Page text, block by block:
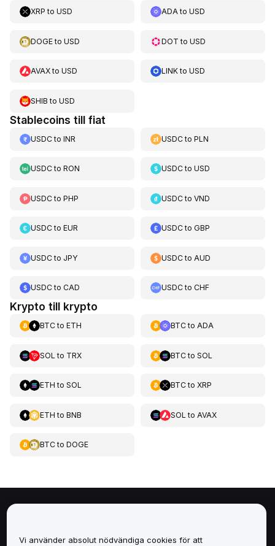
XRP to USD ADAtoUSD
DOGEto USD DOT toUSD
AVAXto USD LINKtoUSD
SHIB to USD
Stablecoins till fiat
USDCto INR USDCtoPLN
USDCto RON USDCtoUSD
USDCto PHP USDCtoVND
USDCto EUR USDCtoGBP
USDCto JPY USDCto AUD
USDCto CAD USDCtoCHF
Krypto till krypto
BTCto ETH BTCto ADA
SOL to TRX BTCto SOL
ETH to SOL BTCto XRP
ETH to BNB SOL to AVAX
BTCto DOGE
Vi använder absolut nödvändiga cookies för att